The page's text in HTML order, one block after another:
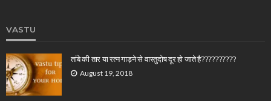
VASTU
तांबे की तार या रत्न गाड़ने से वास्तुदोष दूर हो जाते है??????????
August 19, 2018